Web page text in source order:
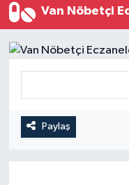
Van Nöbetçi
Paylaş
Süper Lig Puan
Tüm Manşetler
Haber Arşivi